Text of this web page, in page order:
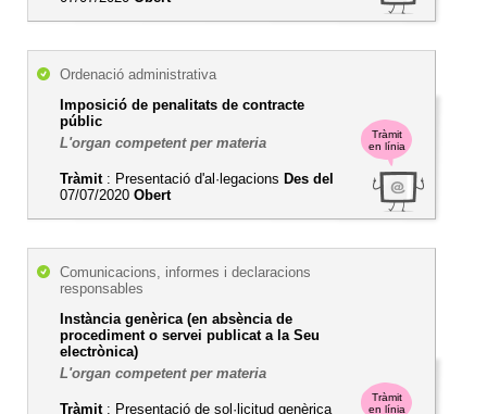
Tràmit
en línia
Ordenació administrativa
Imposició de penalitats de contracte
públic
L'organ competent per materia
Tràmit: Presentació d'al·legacions Des del
07/07/2020 Obert
Tràmit
en línia
Comunicacions, informes i declaracions
responsables
Instància genèrica (en absència de
procediment o servei publicat a la Seu
electrònica)
L'organ competent per materia
Tràmit: Presentació de sol·licitud genèrica